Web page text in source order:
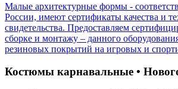
Малые архитектурные формы -
России, имеют сертификаты качества и
свидетельства. Предоставляем
сборке и монтажу – данного
резиновых покрытий на игровых и
Костюмы карнавальные •